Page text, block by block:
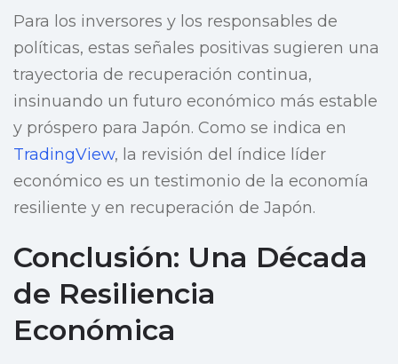
Para los inversores y los responsables de
políticas, estas señales positivas sugieren una
trayectoria de recuperación continua,
insinuando un futuro económico más estable
y próspero para Japón. Como se indica en
TradingView, la revisión del índice líder
económico es un testimonio de la economía
resiliente y en recuperación de Japón.
Conclusión: Una Década
de Resiliencia
Económica